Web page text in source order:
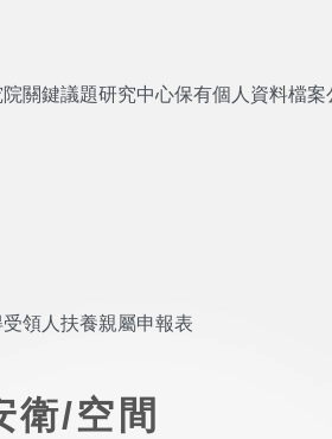
關鍵議題研究中心保有個人資料檔
領人扶養親屬申報表
衛/空間